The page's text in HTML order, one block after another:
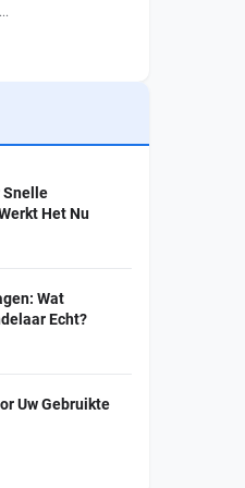
Snelle
Het Nu
Wat
Echt?
Uw Gebruikte